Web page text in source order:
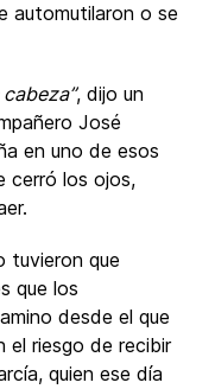
automutilaron o se
, dijo un
José
en uno de esos
cerró los ojos,
tuvieron que
que los
desde el que
el riesgo de recibir
quien ese día